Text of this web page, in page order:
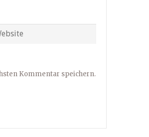
Kommentar speichern.